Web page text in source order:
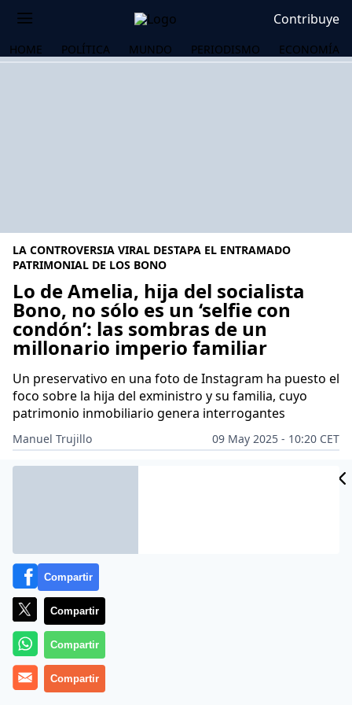
Contribuye
HOME POLÍTICA MUNDO PERIODISMO ECONOMÍA
LA CONTROVERSIA VIRAL DESTAPA EL ENTRAMADO
PATRIMONIAL DE LOS BONO
Lo de Amelia, hija del socialista
Bono, no sólo es un ‘selfie con
condón’: las sombras de un
millonario imperio familiar
Un preservativo en una foto de Instagram ha puesto el
foco sobre la hija del exministro y su familia, cuyo
patrimonio inmobiliario genera interrogantes
Manuel Trujillo
09 May 2025 - 10:20 CET
Archivado en: GENTE JOSÉ BONO MARTÍNEZ
Compartir
Compartir
Compartir
Compartir